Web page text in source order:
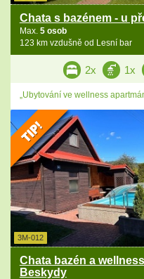
Chata s bazénem - u
Max. 5 osob
123 km vzdušně od Lesní bar
2x 1x
„Ubytování ve wellness
3M-012
Chata bazén a
Beskydy